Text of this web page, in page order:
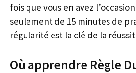
fois que vous en avez
seulement de 15 minutes de
régularité est la clé de la
Où apprendre Règle